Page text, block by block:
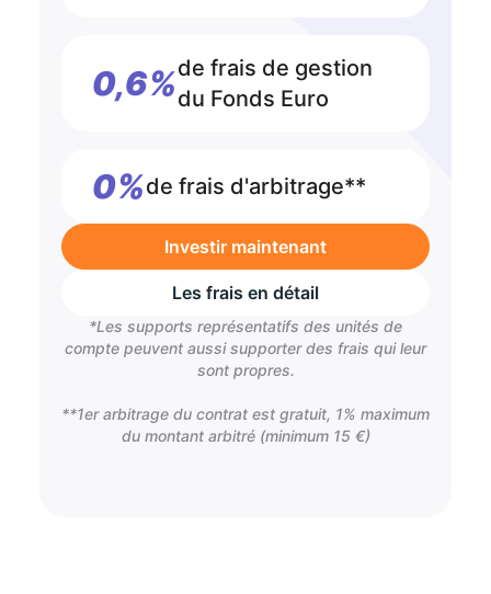
0,6%de frais de gestion
du Fonds Euro
0%de frais d'arbitrage**
Investir maintenant
Les frais en détail
*Les supports représentatifs des unités de
compte peuvent aussi supporter des frais qui leur
sont propres.
**1er arbitrage du contrat est gratuit, 1% maximum
du montant arbitré (minimum 15 €)